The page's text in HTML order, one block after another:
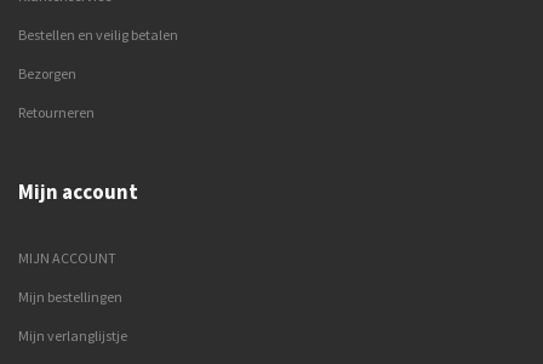
Bestellen en veilig betalen
Bezorgen
Retourneren
Mijn account
MIJN ACCOUNT
Mijn bestellingen
Mijn verlanglijstje